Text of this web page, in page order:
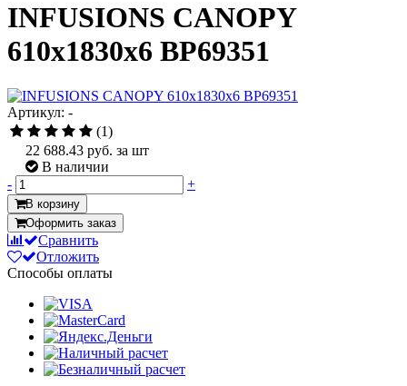
INFUSIONS CANOPY
610x1830x6 BP69351
Артикул: -
(1)
22 688.43 руб. за шт
В наличии
-
+
В корзину
Оформить заказ
Сравнить
Отложить
Способы оплаты